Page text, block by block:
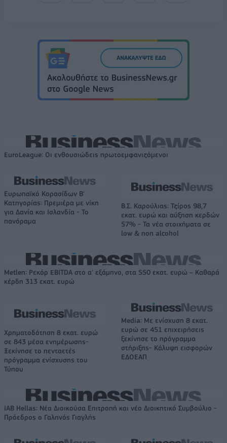
EuroLeague: Οι ενθουσιώδεις πρωτοεμφανιζόμενοι
Ευρωπαϊκό Κορασίδων Β'
Κατηγορίας: Πρεμιέρα με νίκη
για Δανία και Ισλανδία - Το
πανόραμα
Β.Σ. Καρούλιας: Τζίρος 98,7
εκατ. ευρώ και αύξηση κερδών
57% - Τα νέα στοιχήματα σε
low & non alcohol
Metlen: Ρεκόρ EBITDA στο α' εξάμηνο, στα 550 εκατ. ευρώ – Καθαρά
κέρδη 313 εκατ. ευρώ
Χρηματοδότηση 8 εκατ. ευρώ
σε 843 μέσα ενημέρωσης-
Ξεκίνησε το πενταετές
πρόγραμμα ενίσχυσης του
Τύπου
Media: Με ενίσχυση 8 εκατ.
ευρώ σε 451 επιχειρήσεις
ξεκίνησε το πρόγραμμα
στήριξης- Κάλυψη εισφορών
ΕΔΟΕΑΠ
IAB Hellas: Νέα Διοικούσα Επιτροπή και νέο Διοικητικό Συμβούλιο -
Πρόεδρος ο Γαληνός Γιαγλής